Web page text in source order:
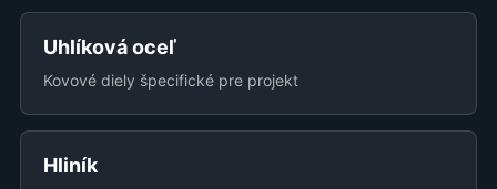
Uhlíková oceľ
Kovové diely špecifické pre projekt
Hliník